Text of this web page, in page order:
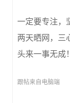
一定要专注，
两天晒网，三
头来一事无成！
跟帖来自电脑端